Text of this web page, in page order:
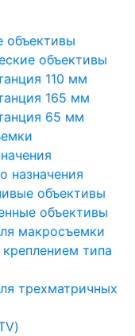
объективы
объективы
110 мм
165 мм
65 мм
назначения
объективы
объективы
макросъемки
типа
трехматричных